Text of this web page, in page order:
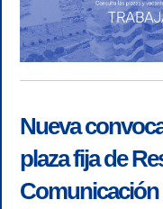
Nueva
plaza fija de
Comunicación